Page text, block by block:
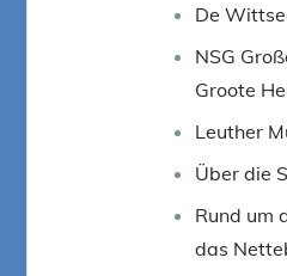
De
NSG
Groote
Leuther
Über die
Rund um
das